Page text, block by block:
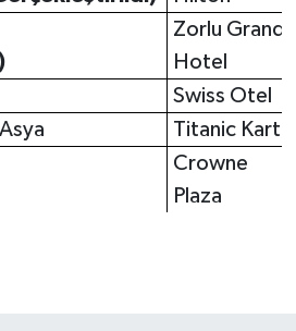
Zorlu Grand
Hotel
Swiss Otel
Titanic Kartal
Crowne
Plaza